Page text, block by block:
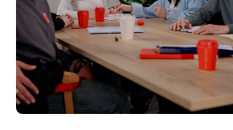
Акционерный
капитал
Контроль
и
аудит
Рынок
акций